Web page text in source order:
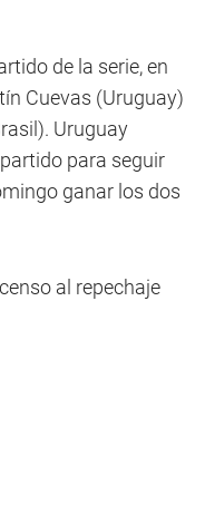
de la serie, en
Cuevas (Uruguay)
Uruguay
para seguir
ganar los dos
al repechaje